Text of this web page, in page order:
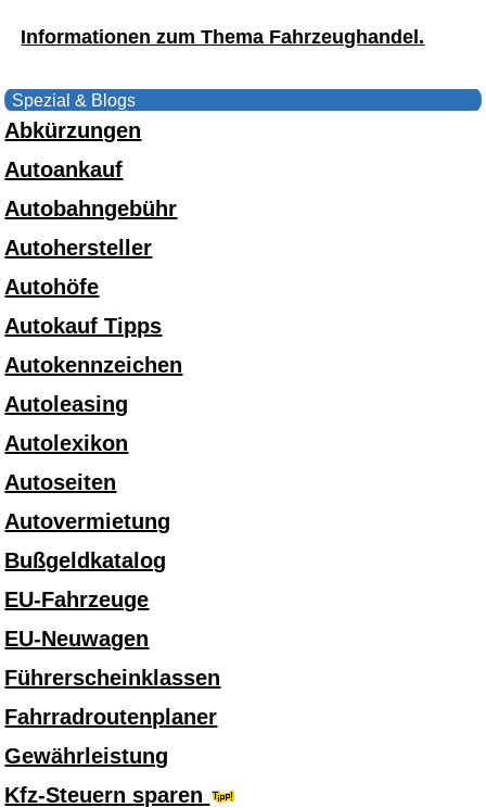
Informationen zum Thema Fahrzeughandel.
Spezial & Blogs
Abkürzungen
Autoankauf
Autobahngebühr
Autohersteller
Autohöfe
Autokauf Tipps
Autokennzeichen
Autoleasing
Autolexikon
Autoseiten
Autovermietung
Bußgeldkatalog
EU-Fahrzeuge
EU-Neuwagen
Führerscheinklassen
Fahrradroutenplaner
Gewährleistung
Kfz-Steuern sparen